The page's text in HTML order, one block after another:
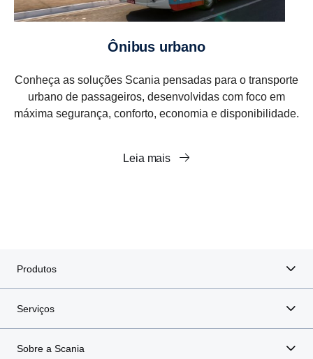
ônibus urbano
Conheça as soluções Scania pensadas para o transporte
urbano de passageiros, desenvolvidas com foco em
máxima segurança, conforto, economia e disponibilidade.
Leia mais
Produtos
Serviços
Sobre a Scania